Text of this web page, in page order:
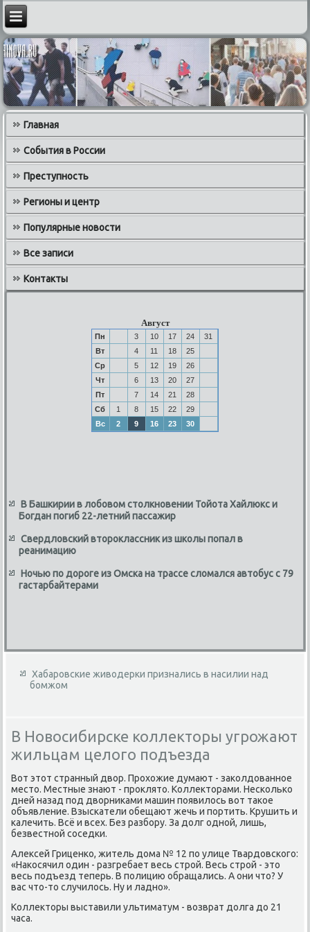
Главная
События в России
Преступность
Регионы и центр
Популярные новости
Все записи
Контакты
Август
Пн 3 10 17 24
31
Вт
4 11 18
25
Ср
5 12 19
26
Чт
6 13 20
27
Пт
7 14 21
28
Сб
1 8 15 22
29
Вс
2 9 16 23 30
В Башкирии в лобовом столкновении Тойота Хайлюкс и
Богдан погиб 22-летний пассажир
Свердловский второклассник из школы попал в
реанимацию
Ночью по дороге из Омска на трассе сломался автобус с 79
гастарбайтерами
Хабаровские живодерки признались в насилии над
бомжом
В Новосибирске коллекторы угрожают
жильцам целого подъезда
Вот этот странный двор. Прохожие думают - заколдованное
место. Местные знают - проклято. Коллекторами. Несколько
дней назад под дворниками машин появилось вот такое
объявление. Взыскатели обещают жечь и портить. Крушить и
калечить. Всё и всех. Без разбору. За долг одной, лишь,
безвестной соседки.
Алексей Гриценко, житель дома № 12 по улице Твардовского:
«Накосячил один - разгребает весь строй. Весь строй - это
весь подъезд теперь. В полицию обращались. А они что? У
вас что-то случилось. Ну и ладно».
Коллекторы выставили ультиматум - возврат долга до 21
часа.